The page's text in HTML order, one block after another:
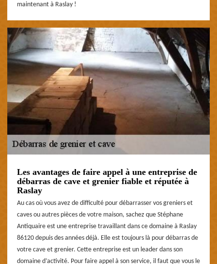
maintenant à Raslay !
Les avantages de faire appel à une entreprise de
débarras de cave et grenier fiable et réputée à
Raslay
Au cas où vous avez de difficulté pour débarrasser vos greniers et
caves ou autres pièces de votre maison, sachez que Stéphane
Antiquaire est une entreprise travaillant dans ce domaine à Raslay
86120 depuis des années déjà. Elle est toujours là pour débarras de
votre cave et grenier. Cette entreprise est un leader dans son
domaine d’activité. Pour faire appel à son service, il faut que vous le